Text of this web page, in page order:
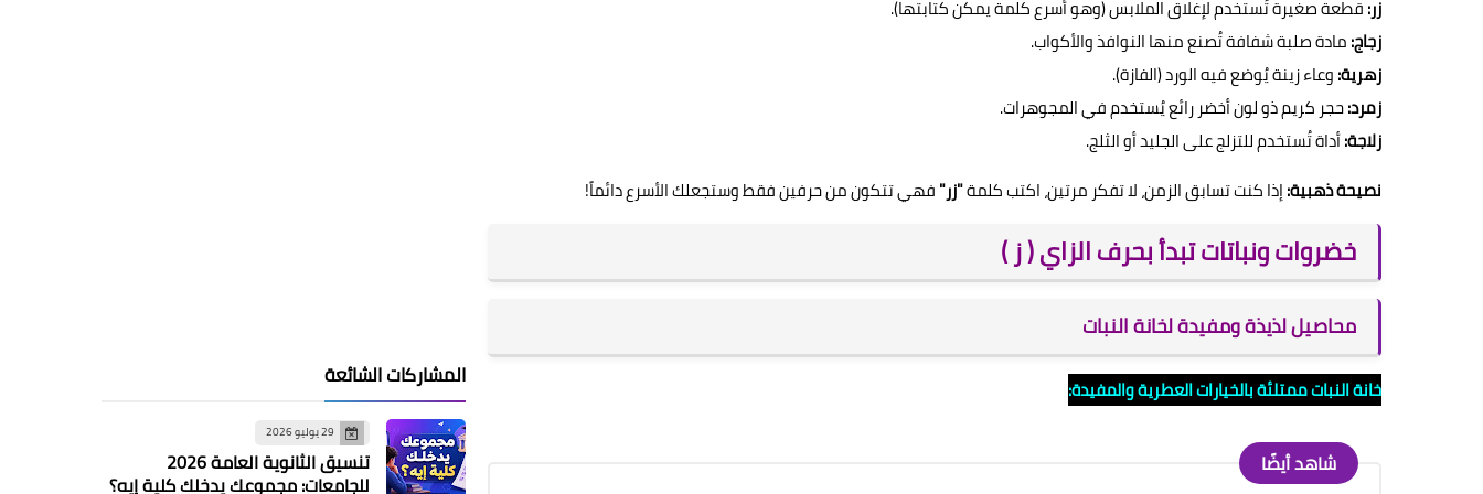
زر:قطعة صغيرة تُستخدم لإغلاق الملابس (وهو أسرع كلمة يمكن كتابتها).
زجاج:مادة صلبة شفافة تُصنع منها النوافذ والأكواب.
زهرية:وعاء زينة يُوضع فيه الورد (الفازة).
زمرد:حجر كريم ذو لون أخضر رائع يُستخدم في المجوهرات.
زلاجة:أداة تُستخدم للتزلج على الجليد أو الثلج.
نصيحة ذهبية:إذا كنت تسابق الزمن، لا تفكر مرتين، اكتب كلمة"زر"فهي تتكون من حرفين فقط وستجعلك الأسرع دائماً!
خضروات ونباتات تبدأ بحرف الزاي ( ز )
محاصيل لذيذة ومفيدة لخانة النبات
خانة النبات ممتلئة بالخيارات العطرية والمفيدة:
شاهد أيضًا
المشاركات الشائعة
29 يوليو 2026
تنسيق الثانوية العامة 2026
للجامعات: مجموعك يدخلك كلية إيه؟